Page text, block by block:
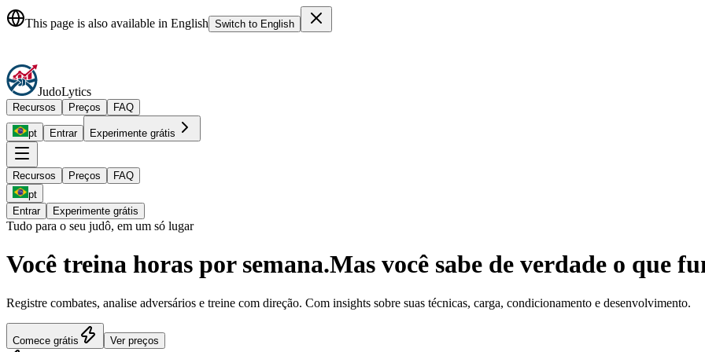
JudoLytics: The Complete Judo Platform for Judokas, Coaches & Clubs
This page is also available in English Switch to English
JudoLytics
Recursos Preços FAQ
pt Entrar Experimente grátis
Recursos Preços
FAQ
pt
Entrar
Experimente grátis
Tudo para o seu judô, em um só lugar
Você treina horas por semana.Mas você sabe de verdade o que
Registre combates, analise adversários e treine com direção. Com insights sobre suas técnicas, carga, condicionamento e desenvolvimento.
Comece grátis Ver preços